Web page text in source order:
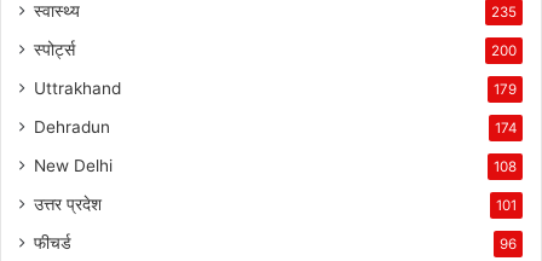
स्वास्थ्य 235
स्पोर्ट्स 200
Uttrakhand 179
Dehradun 174
New Delhi 108
उत्तर प्रदेश 101
फीचर्ड 96